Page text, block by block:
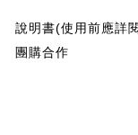
說明書(使用前應詳
團購合作